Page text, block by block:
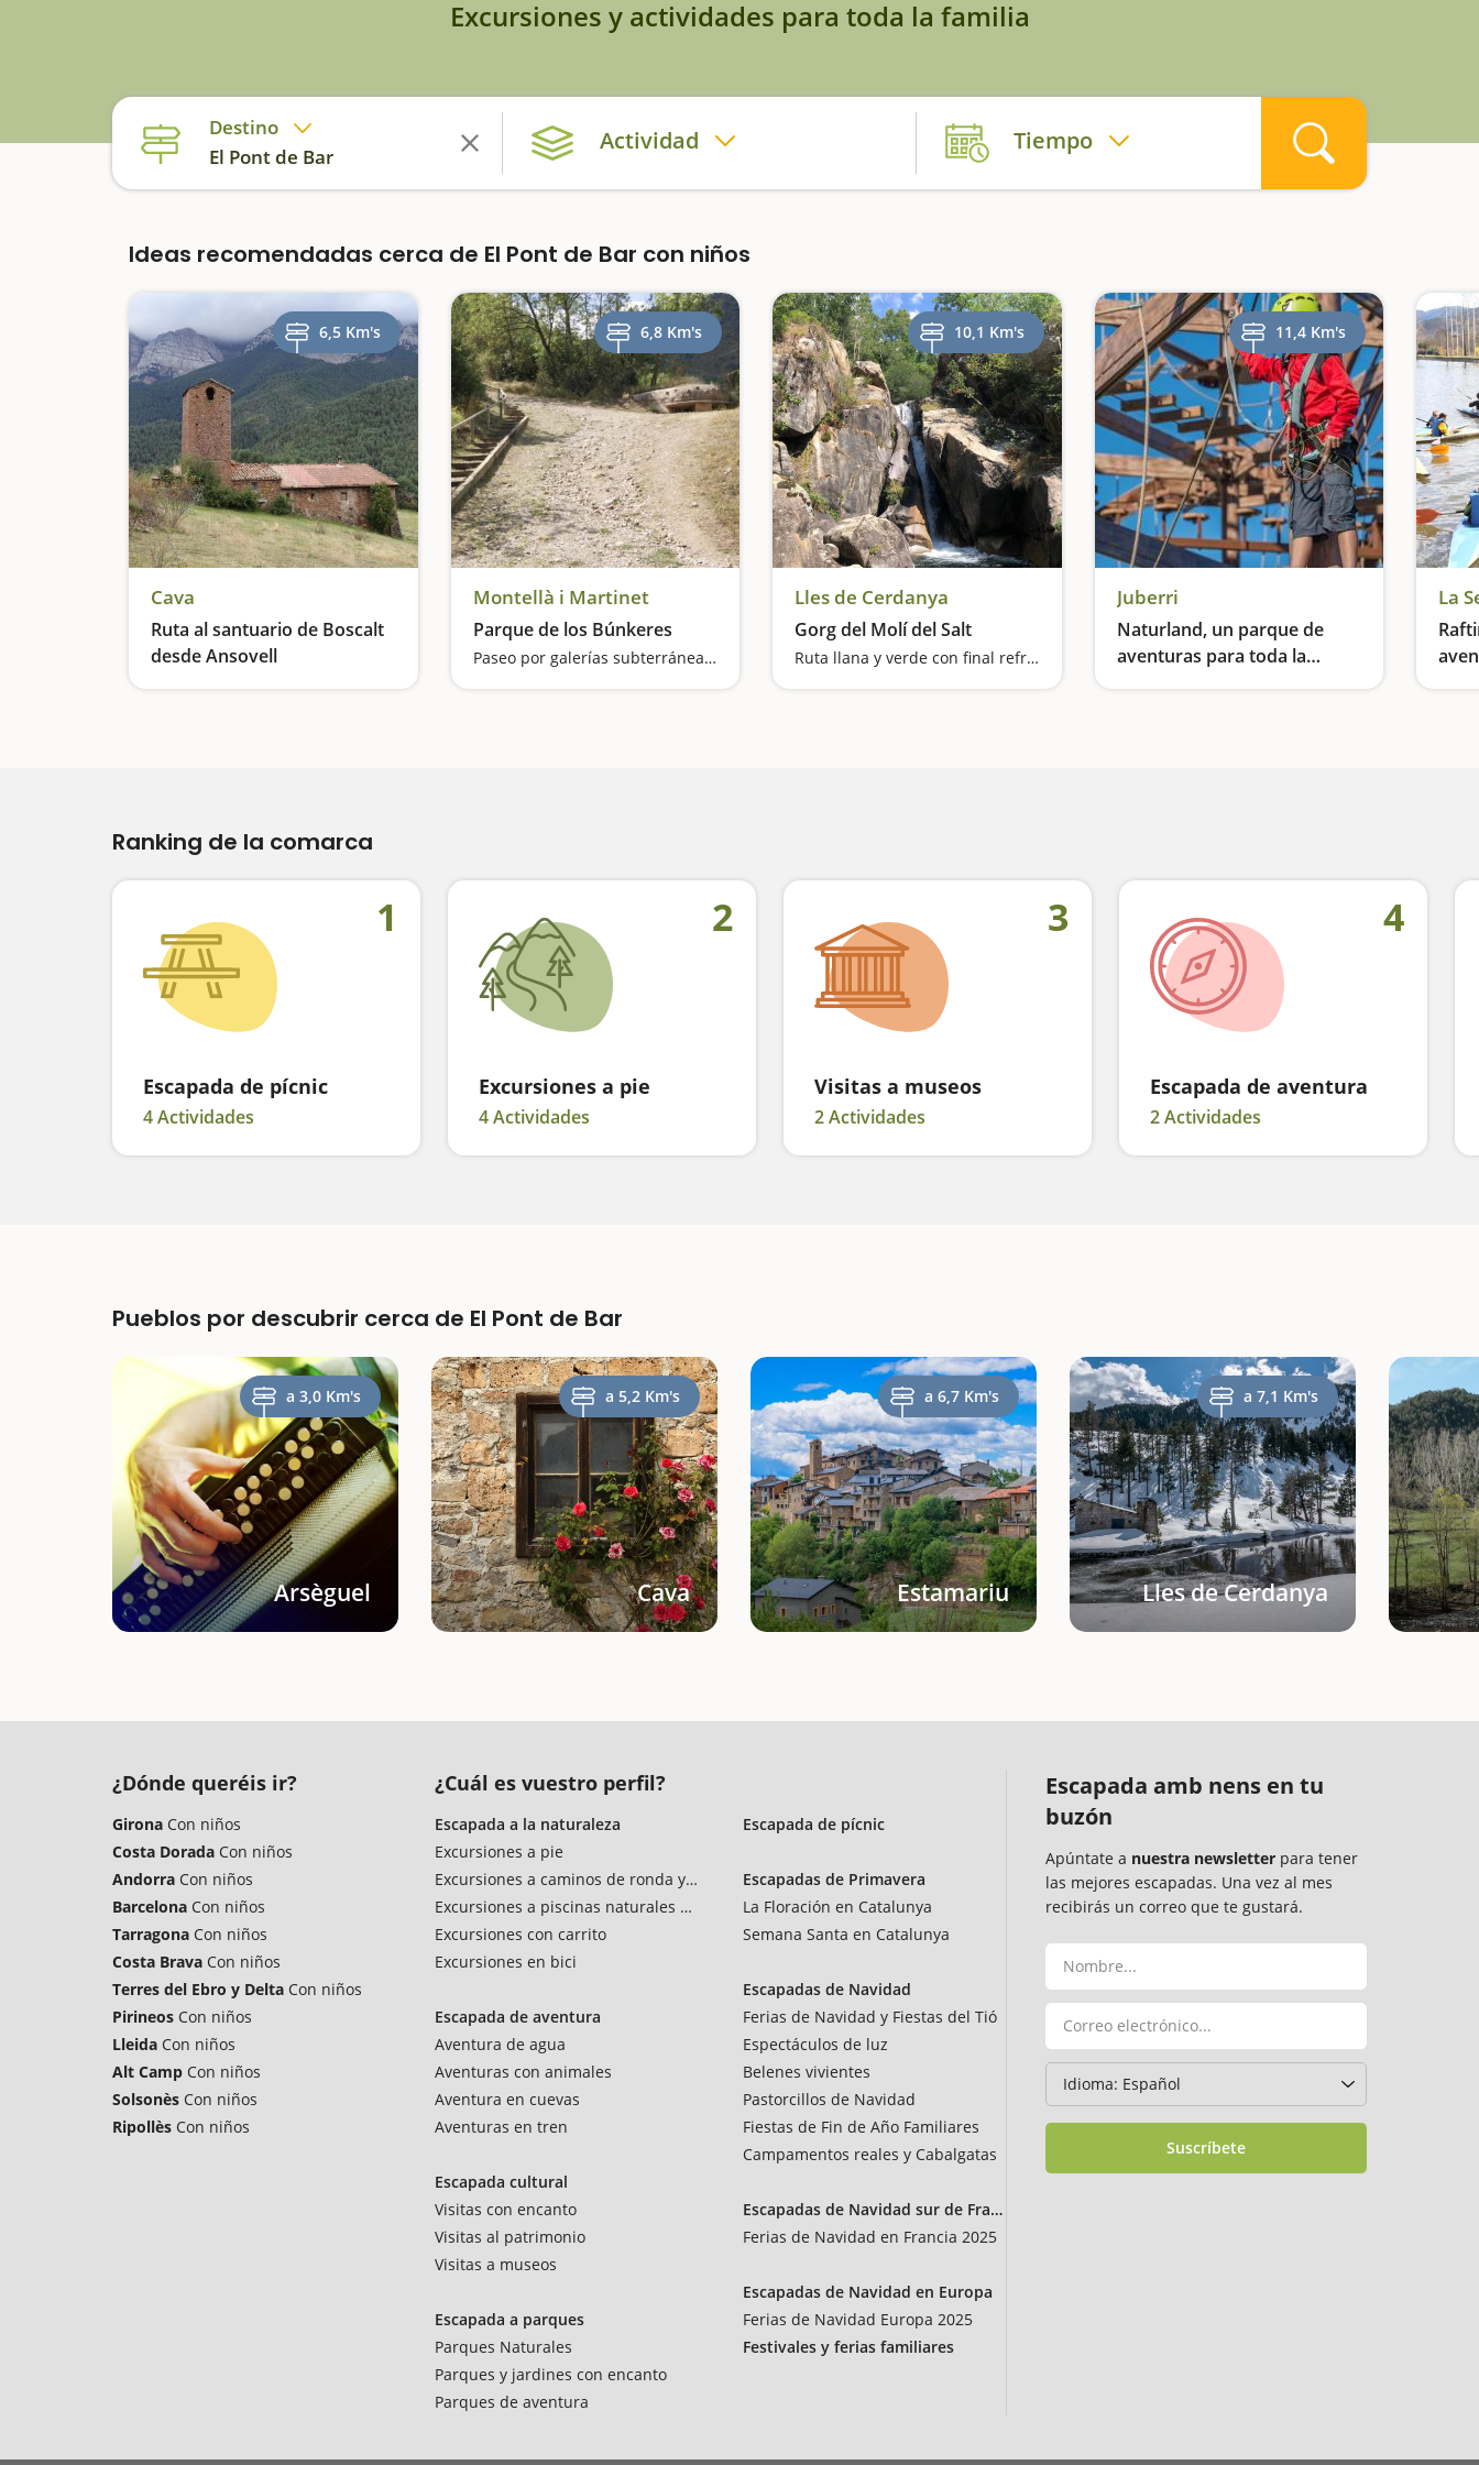
Excursiones y actividades para toda la familia
Destino
El Pont de Bar
Actividad Tiempo
Ideas recomendadas cerca de El Pont de Bar con niños
6,5 Km's
Cava
Ruta al santuario de Boscalt
desde Ansovell
Visitamos un santuario y uno de los arbustos más viejos del Pirineo
6,8 Km's
Montellà i Martinet
Parque de los Búnkeres
Paseo por galerías subterráneas construidas en época de guerras
10,1 Km's
Lles de Cerdanya
Gorg del Molí del Salt
Ruta llana y verde con final refrescante
11,4 Km's
Juberri
Naturland, un parque de
aventuras para toda la
Atracciones con actividades para todas las edades
La
Ranking de la comarca
1
Escapada de pícnic
4 Actividades
2
Excursiones a pie
4 Actividades
3
Visitas a museos
2 Actividades
4
Escapada de aventura
2 Actividades
Pueblos por descubrir cerca de El Pont de Bar
a 3,0 Km's
Arsèguel
a 5,2 Km's
Cava
a 6,7 Km's
Estamariu
a 7,1 Km's
Lles de Cerdanya
¿Dónde queréis ir?
Girona Con niños
Costa Dorada Con niños
Andorra Con niños
Barcelona Con niños
Tarragona Con niños
Costa Brava Con niños
Terres del Ebro y Delta Con niños
Pirineos Con niños
Lleida Con niños
Alt Camp Con niños
Solsonès Con niños
Ripollès Con niños
¿Cuál es vuestro perfil?
Escapada a la naturaleza
Excursiones a pie
Excursiones a caminos de ronda y vías verdes
Excursiones a piscinas naturales y rios
Excursiones con carrito
Excursiones en bici
Escapada de aventura
Aventura de agua
Aventuras con animales
Aventura en cuevas
Aventuras en tren
Escapada cultural
Visitas con encanto
Visitas al patrimonio
Visitas a museos
Escapada a parques
Parques Naturales
Parques y jardines con encanto
Parques de aventura
Escapada de pícnic
Escapadas de Primavera
La Floración en Catalunya
Semana Santa en Catalunya
Escapadas de Navidad
Ferias de Navidad y Fiestas del Tió
Espectáculos de luz
Belenes vivientes
Pastorcillos de Navidad
Fiestas de Fin de Año Familiares
Campamentos reales y Cabalgatas
Escapadas de Navidad sur de Francia
Ferias de Navidad en Francia 2025
Escapadas de Navidad en Europa
Ferias de Navidad Europa 2025
Festivales y ferias familiares
Escapada amb nens en tu
buzón
Apúntate a nuestra newsletter para tener
las mejores escapadas. Una vez al mes
recibirás un correo que te gustará.
Suscríbete